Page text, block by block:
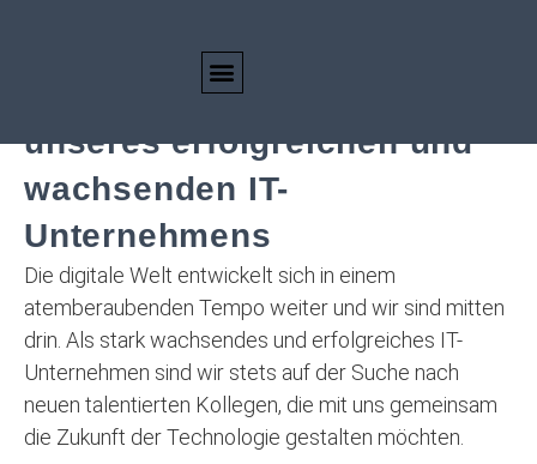
Wir stellen ein: Werde Teil
unseres erfolgreichen und
wachsenden IT-
Unternehmens
Die digitale Welt entwickelt sich in einem
atemberaubenden Tempo weiter und wir sind mitten
drin. Als stark wachsendes und erfolgreiches IT-
Unternehmen sind wir stets auf der Suche nach
neuen talentierten Kollegen, die mit uns gemeinsam
die Zukunft der Technologie gestalten möchten.